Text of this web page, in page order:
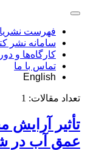
فهرست
سامانه نشر
کارگاه‌ها و
تماس با ما
English
تعداد مقالات: 1
تأثیر آرایش
عمق آب در